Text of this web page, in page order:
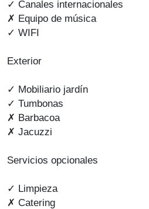
✓ Canales internacionales
✗ Equipo de música
✓ WIFI
Exterior
✓ Mobiliario jardín
✓ Tumbonas
✗ Barbacoa
✗ Jacuzzi
Servicios opcionales
✓ Limpieza
✗ Catering